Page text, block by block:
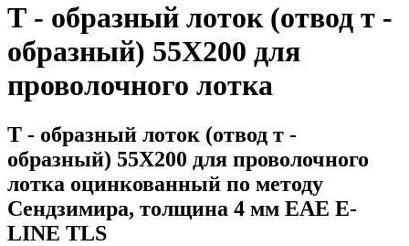
Т - образный лоток (отвод т -
образный) 55Х200 для
проволочного лотка
Т - образный лоток (отвод т -
образный) 55Х200 для проволочного
лотка оцинкованный по методу
Сендзимира, толщина 4 мм ЕАЕ E-
LINE TLS